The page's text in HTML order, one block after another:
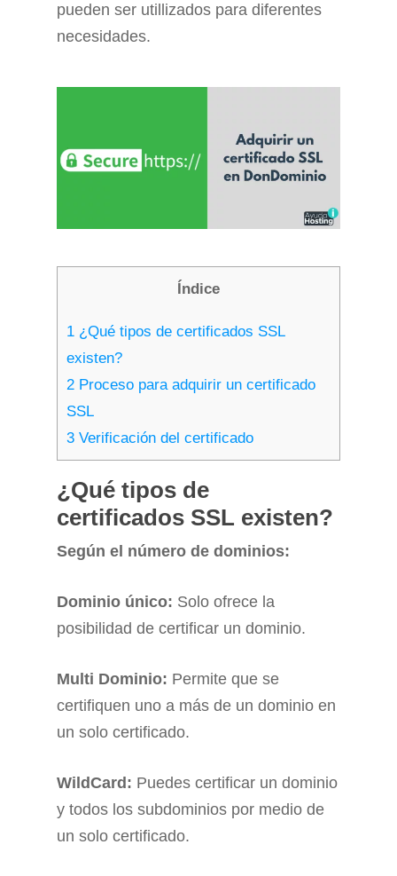
pueden ser utillizados para diferentes
necesidades.
Índice
1 ¿Qué tipos de certificados SSL
existen?
2 Proceso para adquirir un certificado
SSL
3 Verificación del certificado
¿Qué tipos de
certificados SSL existen?
Según el número de dominios:
Dominio único: Solo ofrece la
posibilidad de certificar un dominio.
Multi Dominio: Permite que se
certifiquen uno a más de un dominio en
un solo certificado.
WildCard: Puedes certificar un dominio
y todos los subdominios por medio de
un solo certificado.